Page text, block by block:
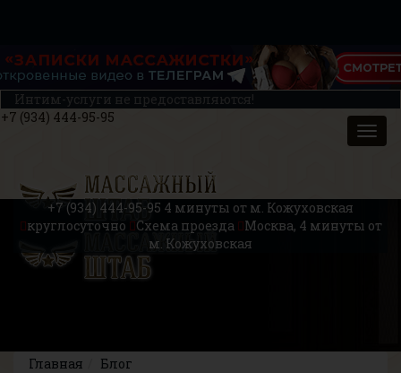
Интим-услуги не предоставляются!
+7 (934) 444-95-95
+7 (934) 444-95-95 4 минуты от м. Кожуховская
круглосуточно
Схема проезда
Москва, 4 минуты от
м. Кожуховская
Главная
Блог